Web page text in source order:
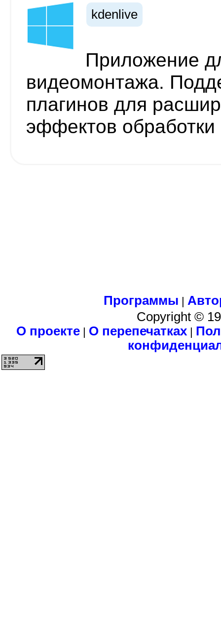
kdenlive
Приложение
видеомонтажа.
плагинов для
эффектов обработки
Программы |
Copyright ©
О проекте| О перепечатках|